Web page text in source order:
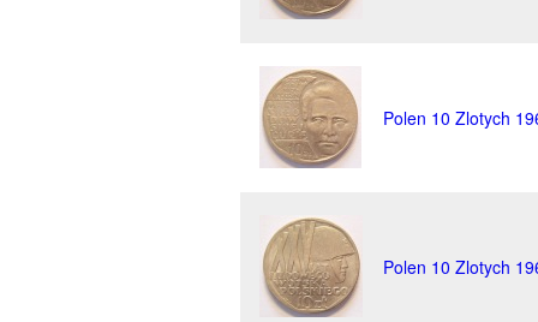
Polen 10 Zlotych
Polen 10 Zlotych